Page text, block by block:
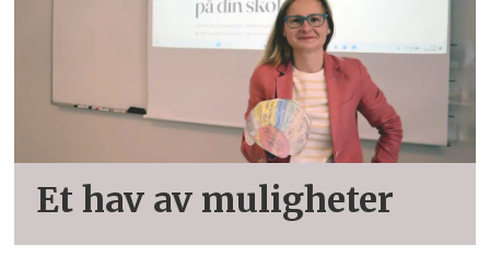
Et hav av muligheter